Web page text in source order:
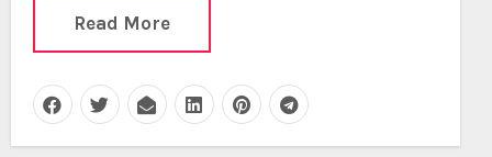
Read More